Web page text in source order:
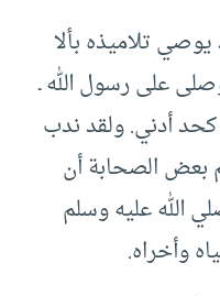
تلاميذه بألا
على رسول الله ـ
كحد أدني. ولقد ندب
بعض الصحابة أن
الله عليه وسلم
وأخراه.